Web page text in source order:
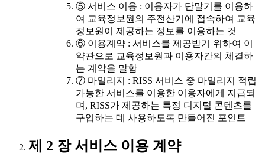
⑤ 서비스 이용 : 이용자가 단말기를 이용하
여 교육정보원의 주전산기에 접속하여 교육
정보원이 제공하는 정보를 이용하는 것
⑥ 이용계약 : 서비스를 제공받기 위하여 이
약관으로 교육정보원과 이용자간의 체결하
는 계약을 말함
⑦ 마일리지 : RISS 서비스 중 마일리지 적립
가능한 서비스를 이용한 이용자에게 지급되
며, RISS가 제공하는 특정 디지털 콘텐츠를
구입하는 데 사용하도록 만들어진 포인트
제 2 장 서비스 이용 계약